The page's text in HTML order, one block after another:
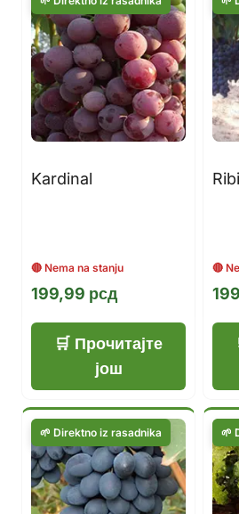
Kardinal
199,99 рсд
Прочитајте
још